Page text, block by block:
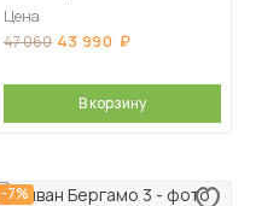
Цена
47 060 43 990
В корзину
-7%